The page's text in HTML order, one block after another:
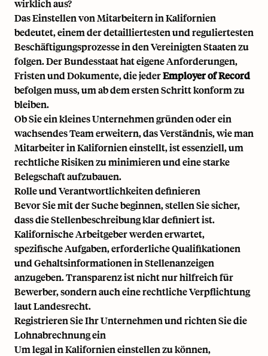
wirklich aus?
Das Einstellen von Mitarbeitern in Kalifornien
bedeutet, einem der detailliertesten und reguliertesten
Beschäftigungsprozesse in den Vereinigten Staaten zu
folgen. Der Bundesstaat hat eigene Anforderungen,
Fristen und Dokumente, die jederEmployer of Record
befolgen muss, um ab dem ersten Schritt konform zu
bleiben.
Ob Sie ein kleines Unternehmen gründen oder ein
wachsendes Team erweitern, das Verständnis, wie man
Mitarbeiter in Kalifornien einstellt, ist essenziell, um
rechtliche Risiken zu minimieren und eine starke
Belegschaft aufzubauen.
Rolle und Verantwortlichkeiten definieren
Bevor Sie mit der Suche beginnen, stellen Sie sicher,
dass die Stellenbeschreibung klar definiert ist.
Kalifornische Arbeitgeber werden erwartet,
spezifische Aufgaben, erforderliche Qualifikationen
und Gehaltsinformationen in Stellenanzeigen
anzugeben. Transparenz ist nicht nur hilfreich für
Bewerber, sondern auch eine rechtliche Verpflichtung
laut Landesrecht.
Registrieren Sie Ihr Unternehmen und richten Sie die
Lohnabrechnung ein
Um legal in Kalifornien einstellen zu können,